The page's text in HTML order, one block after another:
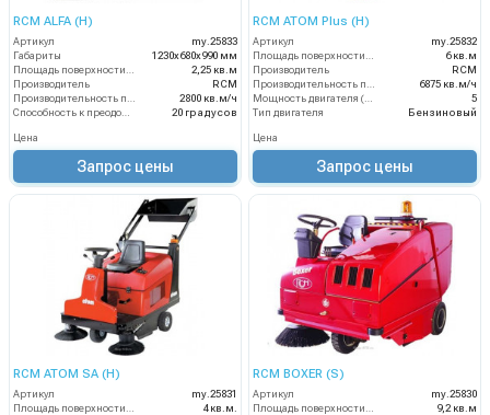
RCM ALFA (H)
Артикул
my.25833
Габариты
1230х680х990 мм
2,25 кв.м
Производитель
RCM
2800 кв.м/ч
20 градусов
Цена
Запрос цены
RCM ATOM Plus (H)
Артикул
my.25832
6 кв.м
Производитель
RCM
6875 кв.м/ч
5
Тип двигателя
Бензиновый
Цена
Запрос цены
RCM ATOM SA (H)
Артикул
my.25831
Площадь поверхности фильтра
4 кв.м.
RCM BOXER (S)
Артикул
my.25830
Площадь поверхности фильтра
9,2 кв.м